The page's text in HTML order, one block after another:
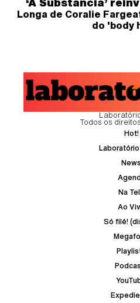
‘A Substância’
Longa de Coralie
do 'body
Todos os
Hot!
News
Na
Ao
Só filé!